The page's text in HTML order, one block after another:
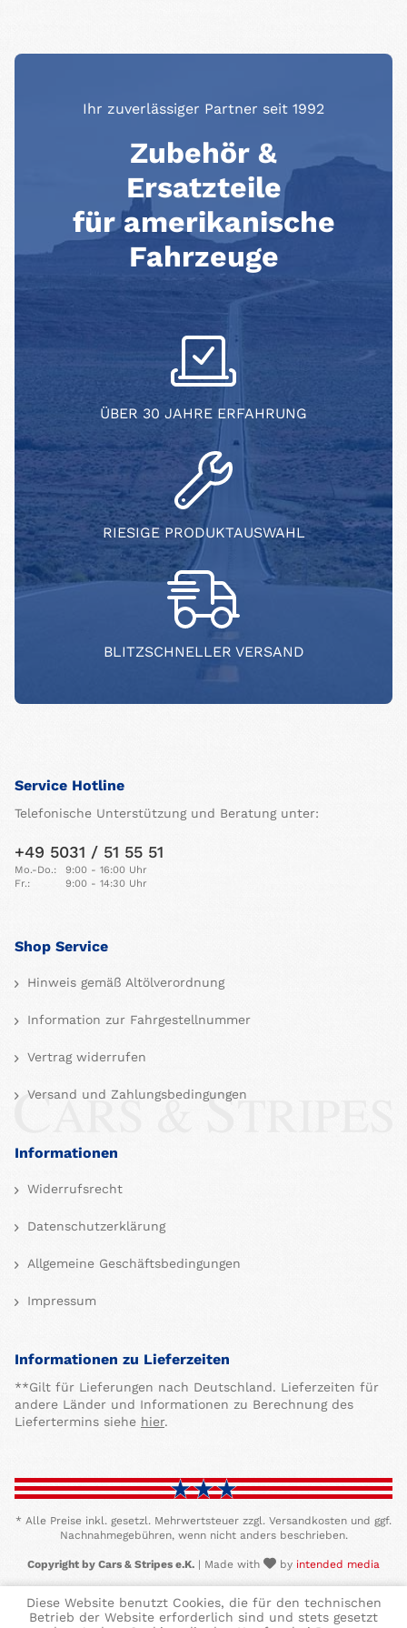
Ihr zuverlässiger Partner seit 1992
Zubehör &
Ersatzteile
für amerikanische
Fahrzeuge
ÜBER 30 JAHRE ERFAHRUNG
RIESIGE PRODUKTAUSWAHL
BLITZSCHNELLER VERSAND
Service Hotline
Telefonische Unterstützung und Beratung unter:
+49 5031 / 51 55 51
Mo.-Do.:
9:00 - 16:00 Uhr
Fr.:
9:00 - 14:30 Uhr
Shop Service
Hinweis gemäß Altölverordnung
Information zur Fahrgestellnummer
Vertrag widerrufen
Versand und Zahlungsbedingungen
Informationen
Widerrufsrecht
Datenschutzerklärung
Allgemeine Geschäftsbedingungen
Impressum
Informationen zu Lieferzeiten
**Gilt für Lieferungen nach Deutschland. Lieferzeiten für
andere Länder und Informationen zu Berechnung des
Liefertermins siehe hier.
* Alle Preise inkl. gesetzl. Mehrwertsteuer zzgl. Versandkosten und ggf.
Nachnahmegebühren, wenn nicht anders beschrieben.
Copyright by Cars & Stripes e.K. | Made with by intended media
Diese Website benutzt Cookies, die für den technischen
Betrieb der Website erforderlich sind und stets gesetzt